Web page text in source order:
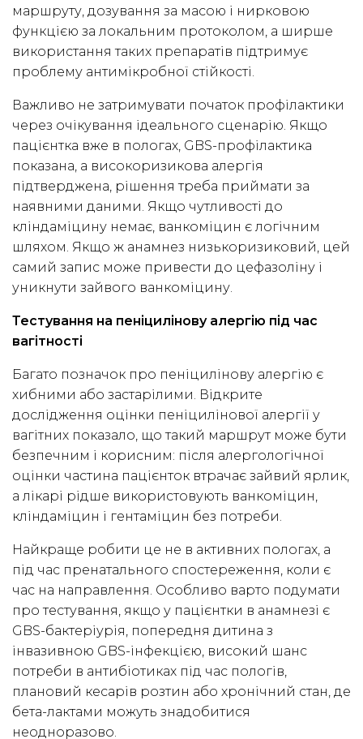
маршруту, дозування за масою і нирковою
функцією за локальним протоколом, а ширше
використання таких препаратів підтримує
проблему антимікробної стійкості.
Важливо не затримувати початок профілактики
через очікування ідеального сценарію. Якщо
пацієнтка вже в пологах, GBS-профілактика
показана, а високоризикова алергія
підтверджена, рішення треба приймати за
наявними даними. Якщо чутливості до
кліндаміцину немає, ванкоміцин є логічним
шляхом. Якщо ж анамнез низькоризиковий, цей
самий запис може привести до цефазоліну і
уникнути зайвого ванкоміцину.
Тестування на пеніцилінову алергію під час
вагітності
Багато позначок про пеніцилінову алергію є
хибними або застарілими. Відкрите
дослідження оцінки пеніцилінової алергії у
вагітних показало, що такий маршрут може бути
безпечним і корисним: після алергологічної
оцінки частина пацієнток втрачає зайвий ярлик,
а лікарі рідше використовують ванкоміцин,
кліндаміцин і гентаміцин без потреби.
Найкраще робити це не в активних пологах, а
під час пренатального спостереження, коли є
час на направлення. Особливо варто подумати
про тестування, якщо у пацієнтки в анамнезі є
GBS-бактеріурія, попередня дитина з
інвазивною GBS-інфекцією, високий шанс
потреби в антибіотиках під час пологів,
плановий кесарів розтин або хронічний стан, де
бета-лактами можуть знадобитися
неодноразово.